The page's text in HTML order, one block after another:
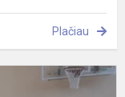
Plačiau